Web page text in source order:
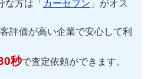
な方は「 カーセブン 」がオス
評価が高い企業で安心して利
秒で査定依頼ができます。